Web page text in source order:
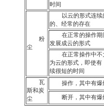
时间
粉
尘
以云的形式连续
的、经常的存在
在正常的操作
发展成云的形式
在正常操作中不
为云的形式，即使有
续很短的时间
瓦
斯和炭
尘
操作，其中有爆
断开，其中有